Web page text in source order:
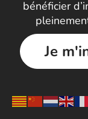
bénéficier
Je